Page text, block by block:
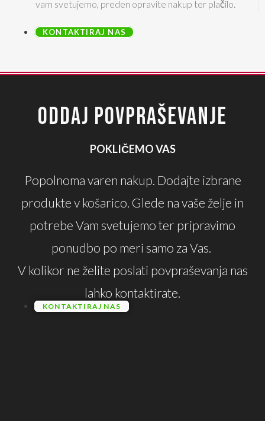
vam svetujemo, preden opravite nakup ter plačilo.
KONTAKTIRAJ NAS
ODDAJ POVPRAŠEVANJE
POKLIČEMO VAS
Popolnoma varen nakup. Dodajte izbrane
produkte v košarico. Glede na vaše želje in
potrebe Vam svetujemo ter pripravimo
ponudbo po meri samo za Vas.
V kolikor ne želite poslati povpraševanja nas
lahko kontaktirate.
KONTAKTIRAJ NAS